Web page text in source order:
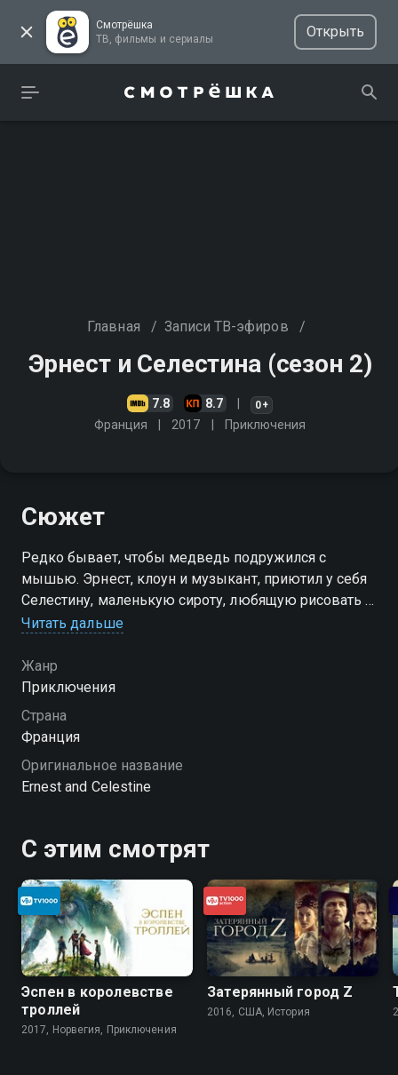
Смотрёшка
ТВ, фильмы и сериалы
Открыть
Главная / Записи ТВ-эфиров /
Эрнест и Селестина (сезон 2)
7.8 8.7 0+
Франция 2017 Приключения
Сюжет
Редко бывает, чтобы медведь подружился с
мышью. Эрнест, клоун и музыкант, приютил у себя
Селестину, маленькую сироту, любящую рисовать и
писать. Они вместе преодолевают повседневную
самыми счастливыми
Посмотреть онлайн 2 сезон сериала Эрнест и
Селестина вы можете совершенно бесплатно в
хорошем HD качестве на Смотрёшке
Читать дальше
Жанр
Приключения
Страна
Франция
Оригинальное название
Ernest and Celestine
С этим смотрят
Эспен в королевстве
троллей
2017, Норвегия, Приключения
Затерянный город Z
2016, США, История